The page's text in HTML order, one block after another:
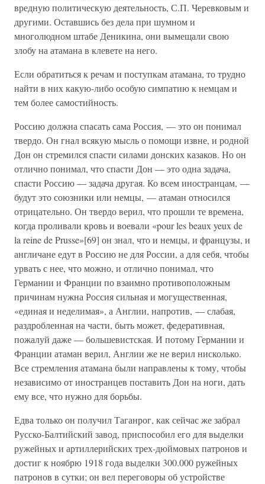
вредную политическую деятельность, С.П. Черевковым и
другими. Оставшись без дела при шумном и
многолюдном штабе Деникина, они вымещали свою
злобу на атамана в клевете на него.
Если обратиться к речам и поступкам атамана, то трудно
найти в них какую-либо особую симпатию к немцам и
тем более самостийность.
Россию должна спасать сама Россия, — это он понимал
твердо. Он гнал всякую мысль о помощи извне, и родной
Дон он стремился спасти силами донских казаков. Но он
отлично понимал, что спасти Дон — это одна задача,
спасти Россию — задача другая. Ко всем иностранцам, —
будут это союзники или немцы, — атаман относился
отрицательно. Он твердо верил, что прошли те времена,
когда проливали кровь и воевали «pour les beaux yeux de
la reine de Prusse»[69] он знал, что и немцы, и французы, и
англичане едут в Россию не для России, а для себя, чтобы
урвать с нее, что можно, и отлично понимал, что
Германии и Франции по взаимно противоположным
причинам нужна Россия сильная и могущественная,
«единая и неделимая», а Англии, напротив, — слабая,
раздробленная на части, быть может, федеративная,
пожалуй даже — большевистская. И потому Германии и
Франции атаман верил, Англии же не верил нисколько.
Все стремления атамана были направлены к тому, чтобы
независимо от иностранцев поставить Дон на ноги, дать
ему все, что нужно для борьбы.
Едва только он получил Таганрог, как сейчас же забрал
Русско-Балтийский завод, приспособил его для выделки
ружейных и артиллерийских трех-дюймовых патронов и
достиг к ноябрю 1918 года выделки 300.000 ружейных
патронов в сутки; он вел переговоры об устройстве